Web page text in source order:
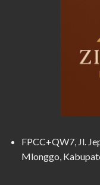
FPCC+QW7, Jl.
Mlonggo,